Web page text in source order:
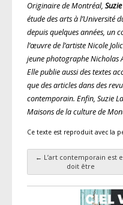
Originaire de Montréal,
étude des arts à l’Université
depuis quelques années, un
l’œuvre de l’artiste Nicole
jeune photographe Nicholas
Elle publie aussi des textes
que des articles dans des
contemporain. Enfin, Suzie
Maisons de la culture de
Ce texte est reproduit avec la
Navigation
← L’art contemporain est
doit être